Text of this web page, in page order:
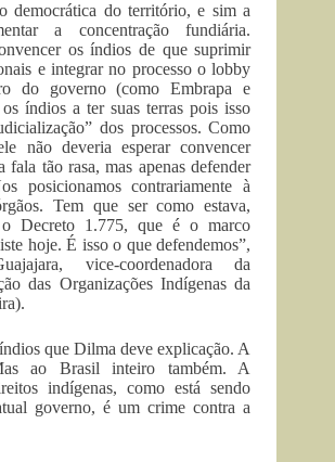
democrática do território, e sim a
a concentração fundiária.
os índios de que suprimir
e integrar no processo o lobby
do governo (como Embrapa e
índios a ter suas terras pois isso
dos processos. Como
não deveria esperar convencer
fala tão rasa, mas apenas defender
posicionamos contrariamente à
Tem que ser como estava,
o Decreto 1.775, que é o marco
hoje. É isso o que defendemos”,
vice-coordenadora da
das Organizações Indígenas da
que Dilma deve explicação. A
ao Brasil inteiro também. A
indígenas, como está sendo
governo, é um crime contra a